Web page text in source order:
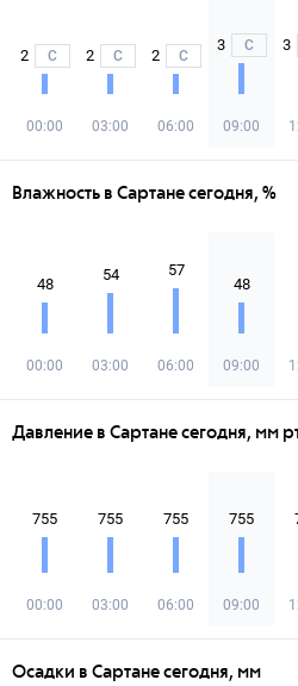
2 С
00:00
2 С
03:00
2 С
06:00
3 С
09:00
3
Влажность в Сартане сегодня, %
48
00:00
54
03:00
57
06:00
48
09:00
Давление в Сартане сегодня, мм
755
00:00
755
03:00
755
06:00
755
09:00
Осадки в Сартане сегодня, мм